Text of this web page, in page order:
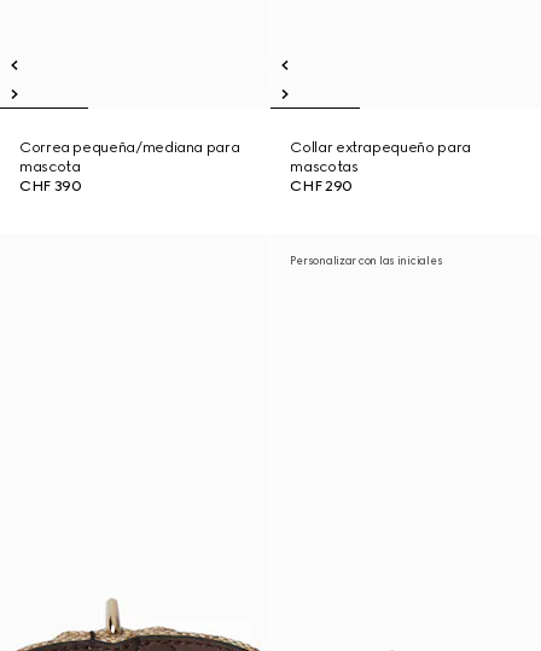
Correa pequeña/mediana para
mascota
CHF 390
Collar extrapequeño para
mascotas
CHF 290
Personalizar con las iniciales